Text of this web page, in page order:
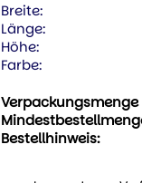
Breite:
Länge:
Höhe:
Farbe:
Verpackungsmenge
Bestellhinweis: